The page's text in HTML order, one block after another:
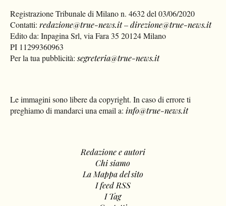
Registrazione Tribunale di Milano n. 4632 del 03/06/2020
Contatti:redazione@true-news.it–direzione@true-news.it
Edito da: Inpagina Srl, via Fara 35 20124 Milano
PI 11299360963
Per la tua pubblicità:segreteria@true-news.it
Le immagini sono libere da copyright. In caso di errore ti
preghiamo di mandarci una email a: info@true-news.it
Redazione e autori
Chi siamo
La Mappa del sito
I feed RSS
I Tag